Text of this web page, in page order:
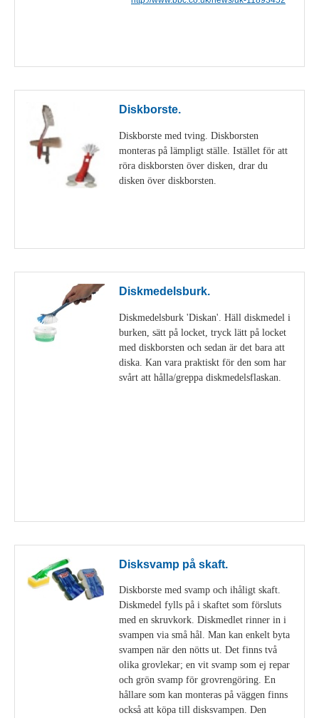
Diskborste.
Diskborste med tving. Diskborsten
monteras på lämpligt ställe. Istället för att
röra diskborsten över disken, drar du
disken över diskborsten.
Diskmedelsburk.
Diskmedelsburk 'Diskan'. Häll diskmedel i
burken, sätt på locket, tryck lätt på locket
med diskborsten och sedan är det bara att
diska. Kan vara praktiskt för den som har
svårt att hålla/greppa diskmedelsflaskan.
Disksvamp på skaft.
Diskborste med svamp och ihåligt skaft.
Diskmedel fylls på i skaftet som försluts
med en skruvkork. Diskmedlet rinner in i
svampen via små hål. Man kan enkelt byta
svampen när den nötts ut. Det finns två
olika grovlekar; en vit svamp som ej repar
och grön svamp för grovrengöring. En
hållare som kan monteras på väggen finns
också att köpa till disksvampen. Den